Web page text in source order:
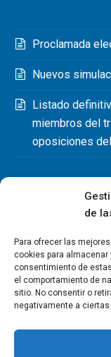
de
Para ofrecer las
cookies para almacenar
consentimiento de
el comportamiento de
sitio. No consentir o
negativamente a
Proclamada
Nuevos
Listado
miembros del
oposiciones